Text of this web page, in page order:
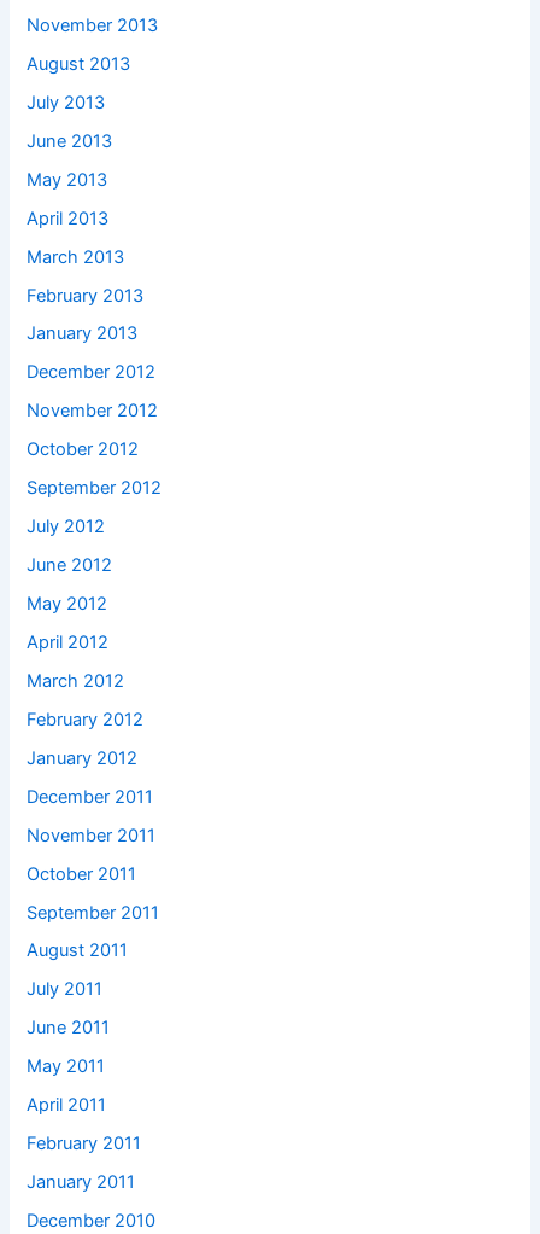
November 2013
August 2013
July 2013
June 2013
May 2013
April 2013
March 2013
February 2013
January 2013
December 2012
November 2012
October 2012
September 2012
July 2012
June 2012
May 2012
April 2012
March 2012
February 2012
January 2012
December 2011
November 2011
October 2011
September 2011
August 2011
July 2011
June 2011
May 2011
April 2011
February 2011
January 2011
December 2010